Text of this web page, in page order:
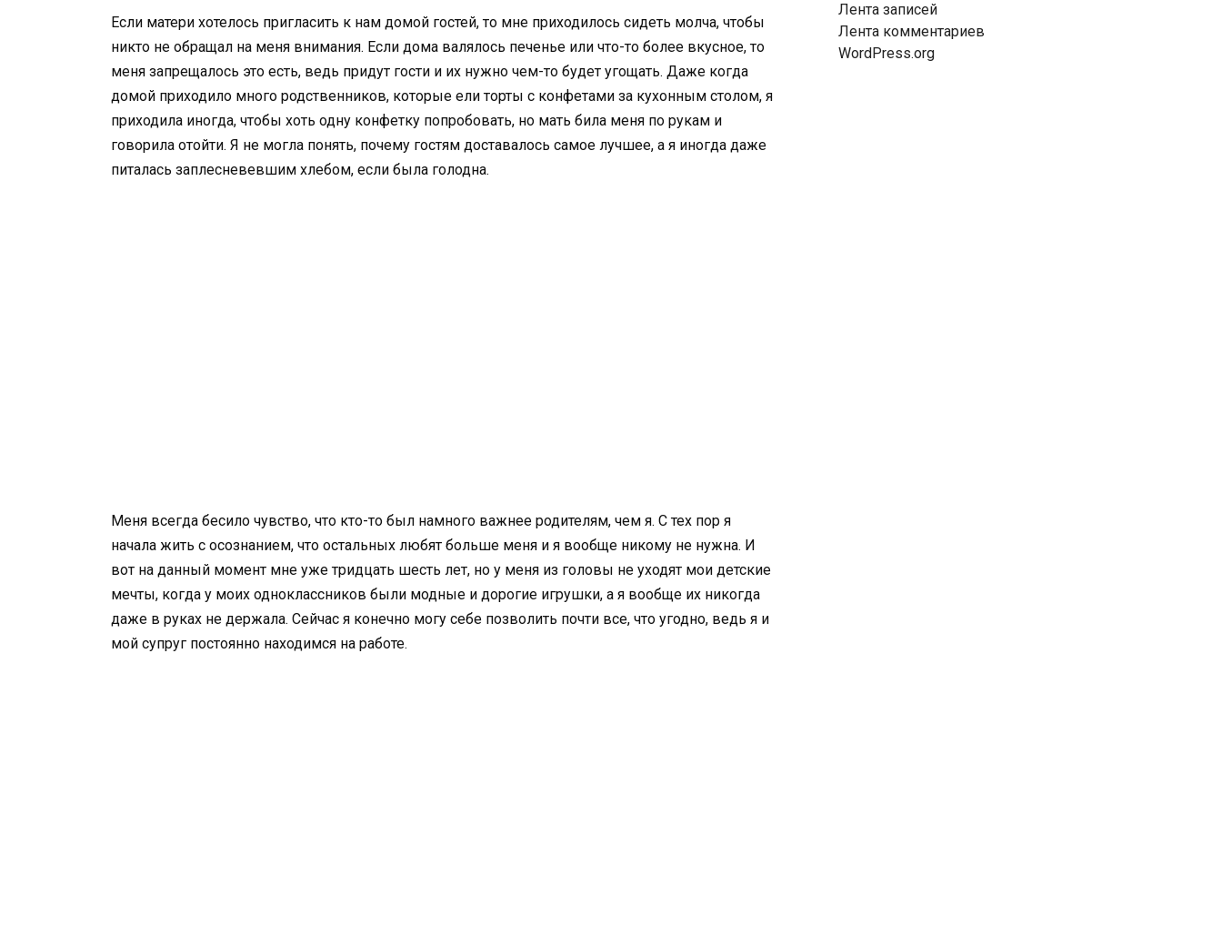
Если матери хотелось пригласить к нам домой гостей, то мне приходилось сидеть молча, чтобы
никто не обращал на меня внимания. Если дома валялось печенье или что-то более вкусное, то
меня запрещалось это есть, ведь придут гости и их нужно чем-то будет угощать. Даже когда
домой приходило много родственников, которые ели торты с конфетами за кухонным столом, я
приходила иногда, чтобы хоть одну конфетку попробовать, но мать била меня по рукам и
говорила отойти. Я не могла понять, почему гостям доставалось самое лучшее, а я иногда даже
питалась заплесневевшим хлебом, если была голодна.
Меня всегда бесило чувство, что кто-то был намного важнее родителям, чем я. С тех пор я
начала жить с осознанием, что остальных любят больше меня и я вообще никому не нужна. И
вот на данный момент мне уже тридцать шесть лет, но у меня из головы не уходят мои детские
мечты, когда у моих одноклассников были модные и дорогие игрушки, а я вообще их никогда
даже в руках не держала. Сейчас я конечно могу себе позволить почти все, что угодно, ведь я и
мой супруг постоянно находимся на работе.
Лента записей
Лента комментариев
WordPress.org